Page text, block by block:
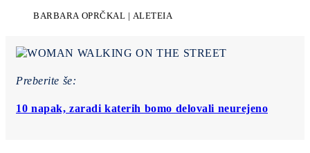
BARBARA OPRČKAL | ALETEIA
Preberite še:
10 napak, zaradi katerih bomo delovali neurejeno